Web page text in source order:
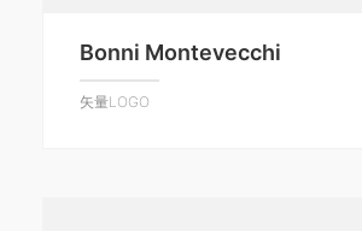
Bonni Montevecchi
矢量LOGO